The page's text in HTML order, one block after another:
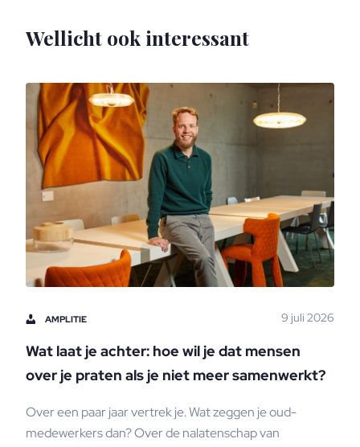
Wellicht ook interessant
AMPLITIE 9 juli 2026
Wat laat je achter: hoe wil je dat mensen
over je praten als je niet meer samenwerkt?
Over een paar jaar vertrek je. Wat zeggen je oud-
medewerkers dan? Over de nalatenschap van